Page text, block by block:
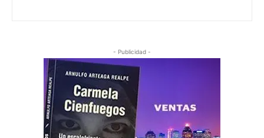
- Publicidad -